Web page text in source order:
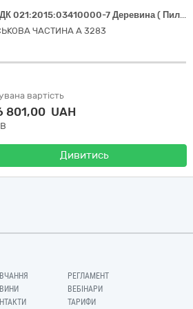
Код ДК 021:2015:03410000-7 Деревина ( Пиломатеріали: Брус 150х150х4000мм )
ЧАСТИНА А 3283
вартість
801,00 UAH
Дивитись
РЕГЛАМЕНТ
ВЕБІНАРИ
ТАРИФИ